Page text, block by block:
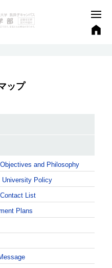
ップ
and Philosophy
University Policy
Contact List
Plans